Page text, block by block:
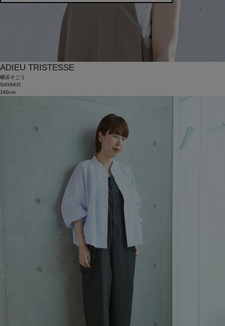
ADIEU TRISTESSE
横浜そごう
SAYAKO
160cm